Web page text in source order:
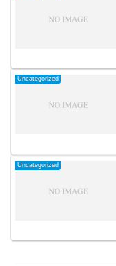
Uncategorized
Uncategorized